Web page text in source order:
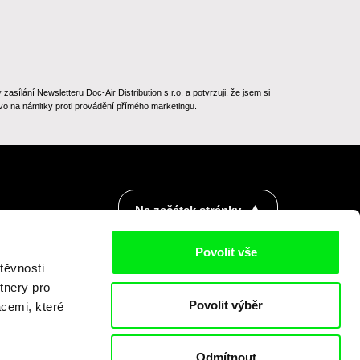
pro
které
Povolit vše
Povolit výběr
Odmítnout
Newsletteru Doc-Air Distribution s.r.o. a potvrzuji, že jsem si
na námitky proti provádění přímého marketingu.
Na začátek stránky